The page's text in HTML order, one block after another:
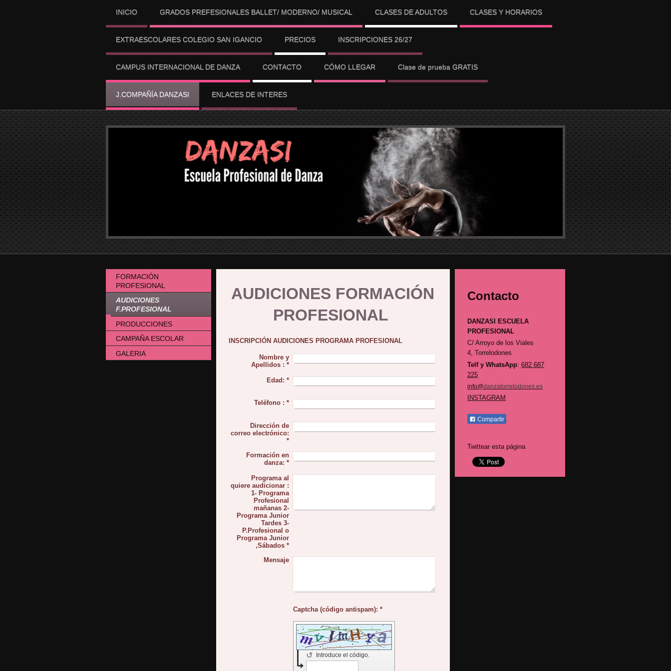
INICIO GRADOS PREFESIONALES BALLET/ MODERNO/ MUSICAL CLASES DE ADULTOS CLASES Y HORARIOS
EXTRAESCOLARES COLEGIO SAN IGANCIO PRECIOS INSCRIPCIONES 26/27
CAMPUS INTERNACIONAL DE DANZA CONTACTO CÓMO LLEGAR Clase de prueba GRATIS
J.COMPAÑÍA DANZASI ENLACES DE INTERES
FORMACIÓN
PROFESIONAL
AUDICIONES
F.PROFESIONAL
PRODUCCIONES
CAMPAÑA ESCOLAR
GALERIA
AUDICIONES FORMACIÓN
PROFESIONAL
INSCRIPCIÓN AUDICIONES PROGRAMA PROFESIONAL
Nombre y
Apellidos : *
Edad: *
Teléfono : *
Dirección de
correo electrónico:
*
Formación en
danza: *
Programa al
quiere audicionar :
1- Programa
Profesional
mañanas 2-
Programa Junior
Tardes 3-
P.Profesional o
Programa Junior
,Sábados*
Mensaje
Captcha (código antispam): *
Introduce el código.
↺
Contacto
DANZASI ESCUELA
PROFESIONAL
C/ Arroyo de los Viales
4,
Torrelodones
Telf y WhatsApp:682 687
225
info@danzatorrelodones.es
INSTAGRAM
Compartir
Twittear esta página